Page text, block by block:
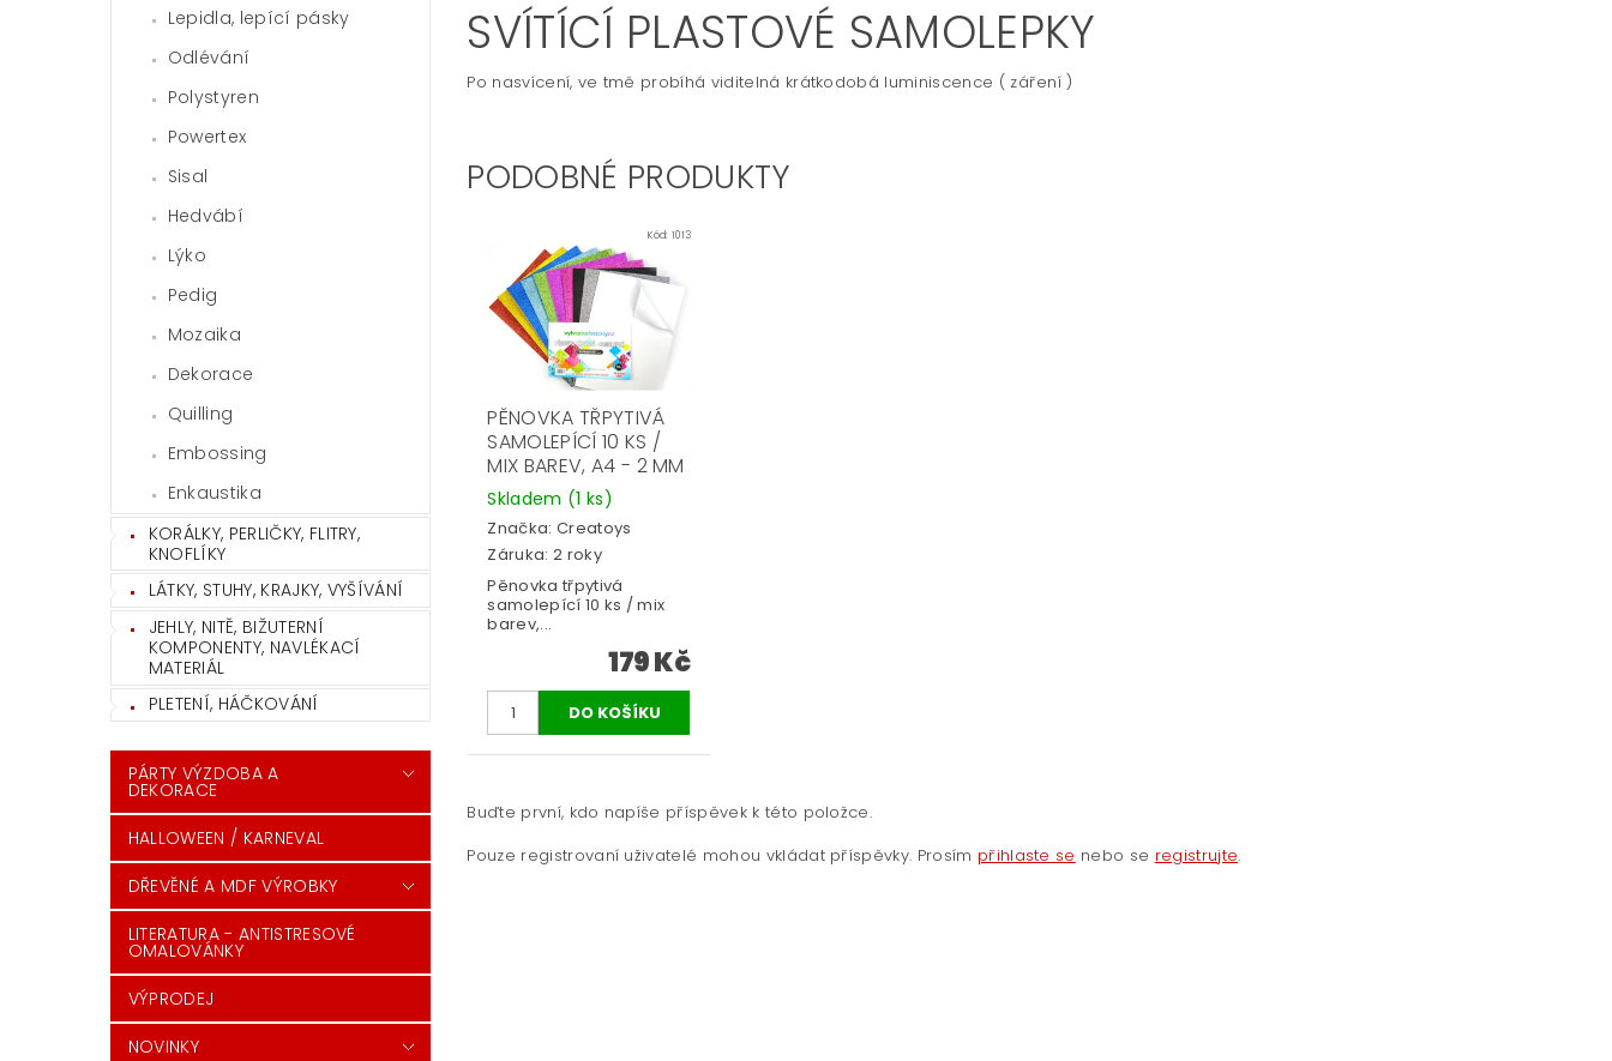
Lepidla, lepící pásky
Odlévání
Polystyren
Powertex
Sisal
Hedvábí
Lýko
Pedig
Mozaika
Dekorace
Quilling
Embossing
Enkaustika
KORÁLKY, PERLIČKY, FLITRY,
KNOFLÍKY
LÁTKY, STUHY, KRAJKY, VYŠÍVÁNÍ
JEHLY, NITĚ, BIŽUTERNÍ
KOMPONENTY, NAVLÉKACÍ
MATERIÁL
PLETENÍ, HÁČKOVÁNÍ
PÁRTY VÝZDOBA A
DEKORACE
HALLOWEEN / KARNEVAL
DŘEVĚNÉ A MDF VÝROBKY
LITERATURA - ANTISTRESOVÉ
OMALOVÁNKY
VÝPRODEJ
NOVINKY
SVÍTÍCÍ PLASTOVÉ SAMOLEPKY
Po nasvícení, ve tmě probíhá viditelná krátkodobá luminiscence ( záření )
PODOBNÉ PRODUKTY
Kód:1013
PĚNOVKA TŘPYTIVÁ
SAMOLEPÍCÍ 10 KS /
MIX BAREV, A4 - 2 MM
Skladem (1 ks)
Značka: Creatoys
Záruka: 2 roky
Pěnovka třpytivá
samolepící 10 ks / mix
barev,...
179 Kč
Buďte první, kdo napíše příspěvek k této položce.
Pouze registrovaní uživatelé mohou vkládat příspěvky. Prosím přihlaste se nebo se registrujte.